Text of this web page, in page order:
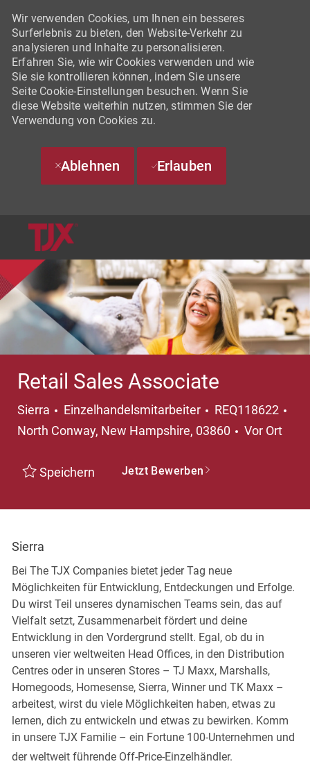
Wir verwenden Cookies, um Ihnen ein besseres
Surferlebnis zu bieten, den Website-Verkehr zu
analysieren und Inhalte zu personalisieren.
Erfahren Sie, wie wir Cookies verwenden und wie
Sie sie kontrollieren können, indem Sie unsere
Seite Cookie-Einstellungen besuchen. Wenn Sie
diese Website weiterhin nutzen, stimmen Sie der
Verwendung von Cookies zu.
Ablehnen Erlauben
Retail Sales Associate
Sierra Kategorie
Einzelhandelsmitarbeiter REQ118622
North Conway, New Hampshire, 03860
Vor Ort
Speichern Jetzt Bewerben
Sierra
Bei The TJX Companies bietet jeder Tag neue
Möglichkeiten für Entwicklung, Entdeckungen und Erfolge.
Du wirst Teil unseres dynamischen Teams sein, das auf
Vielfalt setzt, Zusammenarbeit fördert und deine
Entwicklung in den Vordergrund stellt. Egal, ob du in
unseren vier weltweiten Head Offices, in den Distribution
Centres oder in unseren Stores – TJ Maxx, Marshalls,
Homegoods, Homesense, Sierra, Winner und TK Maxx –
arbeitest, wirst du viele Möglichkeiten haben, etwas zu
lernen, dich zu entwickeln und etwas zu bewirken. Komm
in unsere TJX Familie – ein Fortune 100-Unternehmen und
der weltweit führende Off-Price-Einzelhändler.